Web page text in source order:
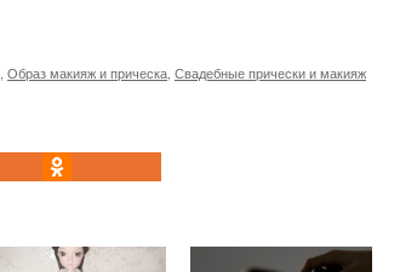
Образ макияж и прическа Свадебные прически и макияж